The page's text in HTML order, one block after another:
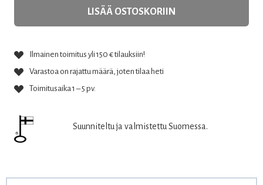
LISÄÄ OSTOSKORIIN
Ilmainen toimitus yli 150 € tilauksiin!
Varastoa on rajattu määrä, joten tilaa heti
Toimitusaika 1 – 5 pv.
Suunniteltu ja valmistettu Suomessa.